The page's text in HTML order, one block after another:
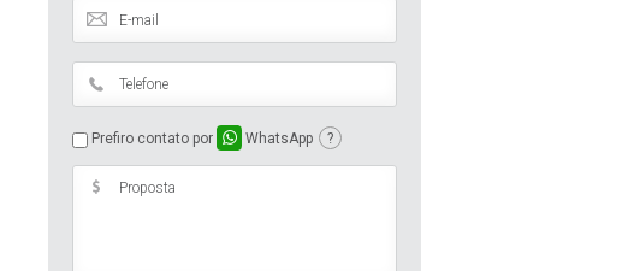
Prefiro contato por WhatsApp ?